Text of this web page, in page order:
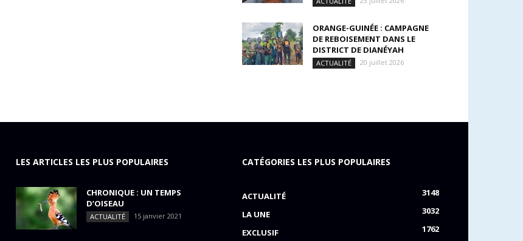
ORANGE-GUINÉE : CAMPAGNE
DE REBOISEMENT DANS LE
DISTRICT DE DIANÉYAH
ACTUALITÉ 20 juillet 2026
LES ARTICLES LES PLUS POPULAIRES
CHRONIQUE : UN TEMPS
D’OISEAU
ACTUALITÉ 15 janvier 2021
CATÉGORIES LES PLUS POPULAIRES
ACTUALITÉ
3148
LA UNE
3032
EXCLUSIF
1762